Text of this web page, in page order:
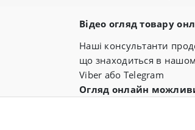
Відео огляд товару
Наші консультанти
що знаходиться в
Viber або Telegram
Огляд онлайн